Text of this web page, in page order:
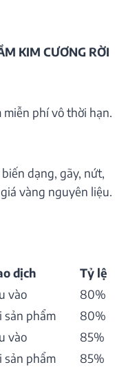
KIM CƯƠNG RỜI
miễn phí vô thời hạn.
dạng, gãy, nứt,
vàng nguyên liệu.
dịch Tỷ lệ
vào
80%
sản phẩm
80%
vào
85%
sản phẩm
85%